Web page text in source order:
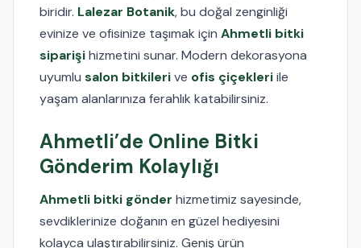
biridir. Lalezar Botanik, bu doğal zenginliği
evinize ve ofisinize taşımak için Ahmetli bitki
siparişihizmetini sunar. Modern dekorasyona
uyumlu salon bitkilerive ofis çiçekleriile
yaşam alanlarınıza ferahlık katabilirsiniz.
Ahmetli’de Online Bitki
Gönderim Kolaylığı
Ahmetli bitki gönder hizmetimiz sayesinde,
sevdiklerinize doğanın en güzel hediyesini
kolayca ulaştırabilirsiniz. Geniş ürün